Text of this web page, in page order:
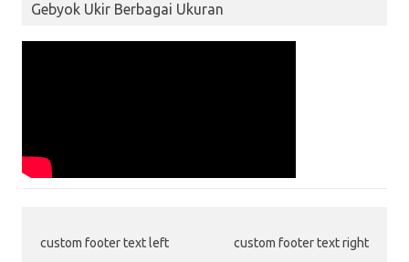
Gebyok Ukir Berbagai Ukuran
custom footer text left custom footer text right